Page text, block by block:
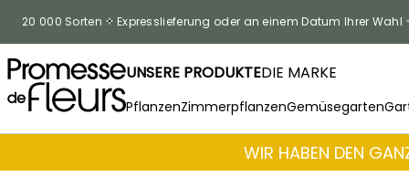
20 000 Sorten Expresslieferung oder an einem Datum Ihrer Wahl
UNSERE PRODUKTEDIE MARKE
PflanzenZimmerpflanzenGemüsegarten
WIR HABEN DEN